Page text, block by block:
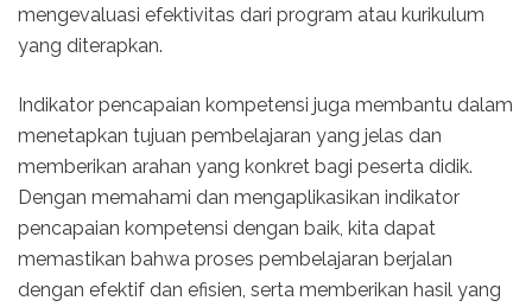
mengevaluasi efektivitas dari program atau kurikulum
yang diterapkan.
Indikator pencapaian kompetensi juga membantu dalam
menetapkan tujuan pembelajaran yang jelas dan
memberikan arahan yang konkret bagi peserta didik.
Dengan memahami dan mengaplikasikan indikator
pencapaian kompetensi dengan baik, kita dapat
memastikan bahwa proses pembelajaran berjalan
dengan efektif dan efisien, serta memberikan hasil yang